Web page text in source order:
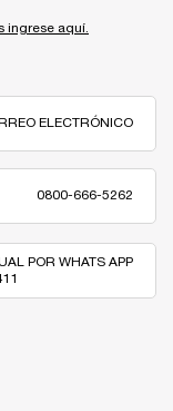
ingrese aquí.
ELECTRÓNICO
0800-666-5262
POR WHATS APP